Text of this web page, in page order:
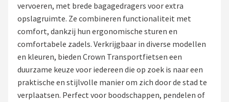
Mountainbikes
Shop
Basil
Volare
vervoeren, met brede bagagedragers voor extra
opslagruimte. Ze combineren functionaliteit met
comfort, dankzij hun ergonomische sturen en
comfortabele zadels. Verkrijgbaar in diverse modellen
en kleuren, bieden Crown Transportfietsen een
duurzame keuze voor iedereen die op zoek is naar een
praktische en stijlvolle manier om zich door de stad te
verplaatsen. Perfect voor boodschappen, pendelen of